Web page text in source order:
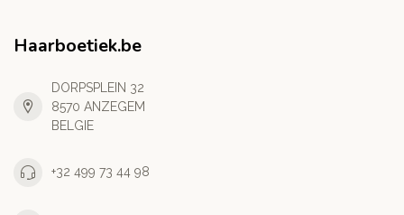
Haarboetiek.be
DORPSPLEIN 32
8570 ANZEGEM
BELGIE
+32 499 73 44 98